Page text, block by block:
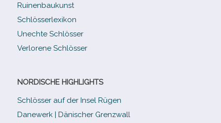
Ruinenbaukunst
Schlösserlexikon
Unechte Schlösser
Verlorene Schlösser
NORDISCHE HIGHLIGHTS
Schlösser auf der Insel Rügen
Danewerk | Dänischer Grenzwall